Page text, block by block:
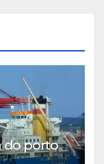
do porto